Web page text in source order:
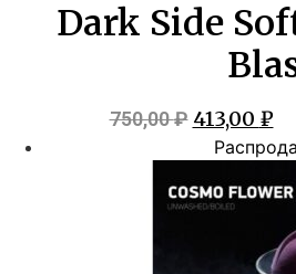
Dark Side
750,00₽
цена
750,00 ₽.
413,00 ₽